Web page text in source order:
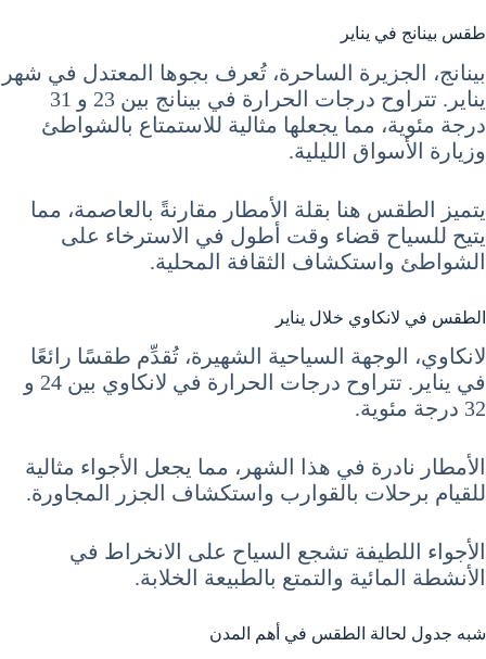
طقس بينانج في يناير
بينانج، الجزيرة الساحرة، تُعرف بجوها المعتدل في شهر
يناير. تتراوح درجات الحرارة في بينانج بين 23 و 31
درجة مئوية، مما يجعلها مثالية للاستمتاع بالشواطئ
وزيارة الأسواق الليلية.
يتميز الطقس هنا بقلة الأمطار مقارنةً بالعاصمة، مما
يتيح للسياح قضاء وقت أطول في الاسترخاء على
الشواطئ واستكشاف الثقافة المحلية.
الطقس في لانكاوي خلال يناير
لانكاوي، الوجهة السياحية الشهيرة، تُقدِّم طقسًا رائعًا
في يناير. تتراوح درجات الحرارة في لانكاوي بين 24 و
32 درجة مئوية.
الأمطار نادرة في هذا الشهر، مما يجعل الأجواء مثالية
للقيام برحلات بالقوارب واستكشاف الجزر المجاورة.
الأجواء اللطيفة تشجع السياح على الانخراط في
الأنشطة المائية والتمتع بالطبيعة الخلابة.
شبه جدول لحالة الطقس في أهم المدن